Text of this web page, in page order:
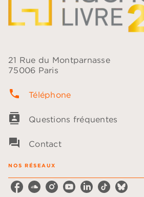
21 Rue du Montparnasse
75006 Paris
phone Téléphone
contacts Questions fréquentes
question_answer Contact
NOS RÉSEAUX